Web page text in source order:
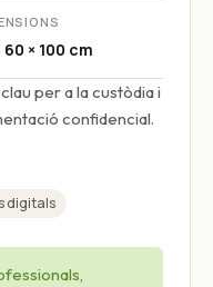
60 × 100 cm
per a la custòdia i
confidencial.
digitals